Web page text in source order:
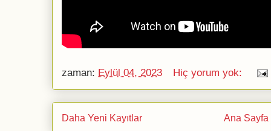
zaman: Eylül 04, 2023 Hiç yorum yok:
Daha Yeni Kayıtlar Ana Sayfa